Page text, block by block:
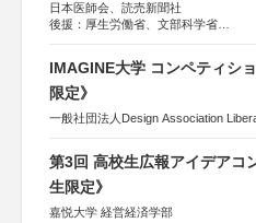
日本医師会、読売新聞社
後援：厚生労働省、文部科学省
しん生命保険株式会社
IMAGINE大学 コンペティシ
限定》
一般社団法人Design Association
第3回 高校生広報アイデアコ
生限定》
嘉悦大学 経営経済学部